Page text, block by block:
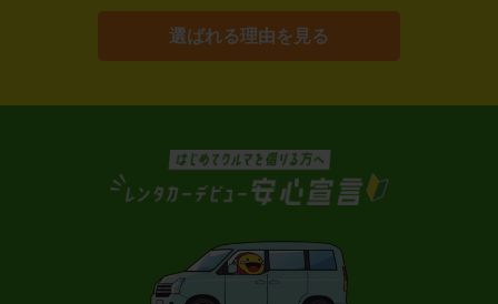
選ばれる理由を見る